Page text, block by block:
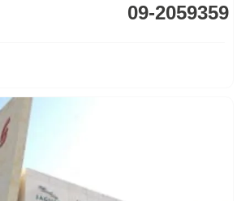
09-2059359